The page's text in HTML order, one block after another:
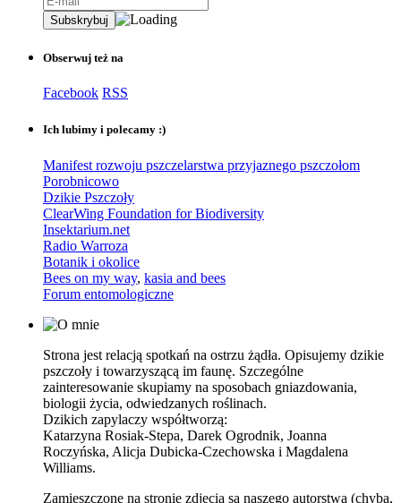
Obserwuj też na
Facebook RSS
Ich lubimy i polecamy :)
Manifest rozwoju pszczelarstwa przyjaznego pszczołom
Porobnicowo
Dzikie Pszczoły
ClearWing Foundation for Biodiversity
Insektarium.net
Radio Warroza
Botanik i okolice
Bees on my way, kasia and bees
Forum entomologiczne
Strona jest relacją spotkań na ostrzu żądła. Opisujemy dzikie
pszczoły i towarzyszącą im faunę. Szczególne
zainteresowanie skupiamy na sposobach gniazdowania,
biologii życia, odwiedzanych roślinach.
Dzikich zapylaczy współtworzą:
Katarzyna Rosiak-Stepa, Darek Ogrodnik, Joanna
Roczyńska, Alicja Dubicka-Czechowska i Magdalena
Williams.
Zamieszczone na stronie zdjęcia są naszego autorstwa (chyba,